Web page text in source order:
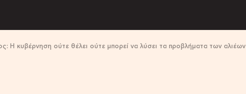
Η κυβέρνηση ούτε θέλει ούτε μπορεί να λύσει τα προβλήματα των αλιέων